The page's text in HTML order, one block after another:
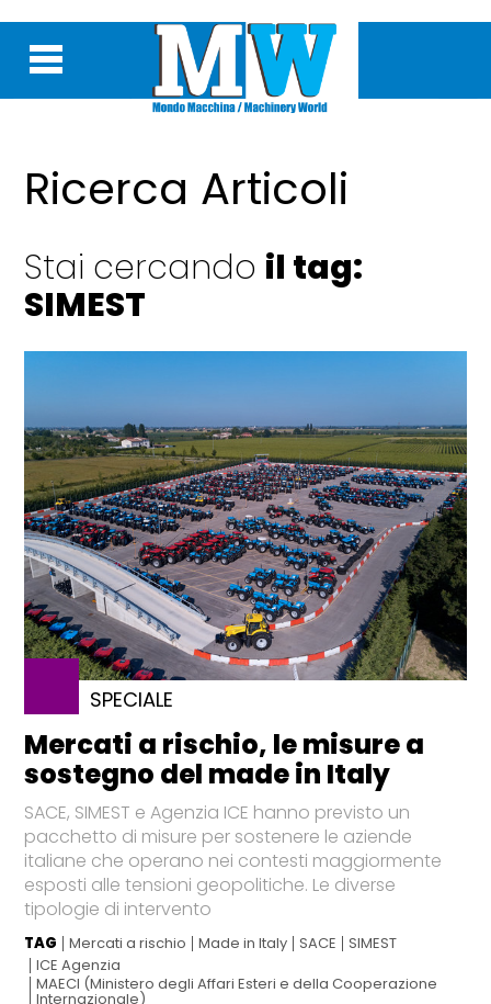
Ricerca Articoli
Stai cercando il tag:
SIMEST
SPECIALE
Mercati a rischio, le misure a
sostegno del made in Italy
SACE, SIMEST e Agenzia ICE hanno previsto un
pacchetto di misure per sostenere le aziende
italiane che operano nei contesti maggiormente
esposti alle tensioni geopolitiche. Le diverse
tipologie di intervento
TAG Mercati a rischio Made in Italy SACE
SIMEST
ICE Agenzia
MAECI (Ministero degli Affari Esteri e della Cooperazione
Internazionale)